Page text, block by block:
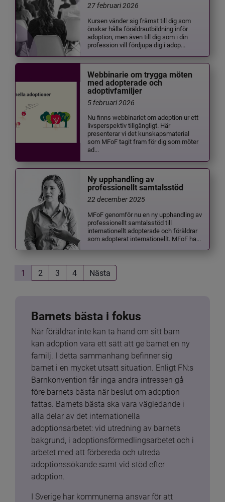
27 februari 2026
Kursen vänder sig främst till dig som
önskar hålla föräldrautbildning inför
adoption, men även till dig som i din
profession vill fördjupa dig i adop...
Webbinarie om trygga möten
med adopterade och
adoptivfamiljer
5 februari 2026
Nu finns webbinariet om adoption ur ett
livsperspektiv tillgängligt. Här
presenterar vi det kunskapsmaterial
som MFoF tagit fram för dig som möter
ad...
Ny upphandling av
professionellt samtalsstöd
22 december 2025
MFoF genomför nu en ny upphandling av
professionellt samtalsstöd till
internationellt adopterade och föräldrar
som adopterat internationellt. MFoF ha...
1 2 3 4 Nästa
Barnets bästa i fokus
När föräldrar inte kan ta hand om sitt barn
kan adoption vara ett sätt att ge barnet en ny
familj. I detta sammanhang befinner sig
barnet i en mycket utsatt situation. Enligt FN:s
Barnkonvention får inga andra intressen gå
före barnets bästa när beslut om adoption
fattas. Barnets bästa ska vara vägledande i
alla delar av det internationella
adoptionsarbetet: vid utredning av barnets
bakgrund, i adoptionsförmedlingsarbetet och i
arbetet med att förbereda och utreda
adoptionssökande samt vid stöd efter
adoption.
I Sverige har kommunerna ansvar för att